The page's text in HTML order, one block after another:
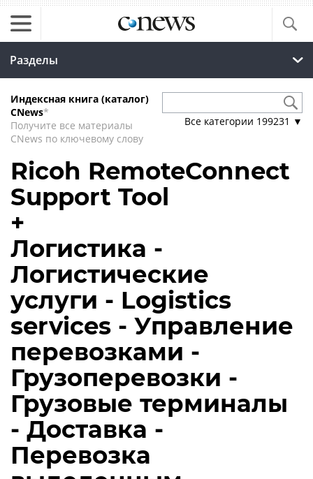
Разделы
Индексная книга (каталог)
CNews*
Получите все материалы
CNews по ключевому слову
Все категории 199231 ▼
Ricoh RemoteConnect
Support Tool
+
Логистика -
Логистические
услуги - Logistics
services - Управление
перевозками -
Грузоперевозки -
Грузовые терминалы
- Доставка -
Перевозка